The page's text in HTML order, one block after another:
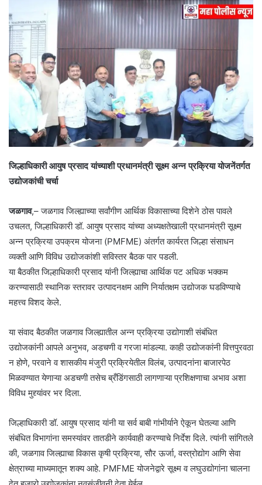
जिल्हाधिकारी आयुष प्रसाद यांच्याशी प्रधानमंत्री सूक्ष्म अन्न प्रक्रिया योजनेंतर्गत
उद्योजकांची चर्चा
जळगाव,– जळगाव जिल्ह्याच्या सर्वांगीण आर्थिक विकासाच्या दिशेने ठोस पावले
उचलत, जिल्हाधिकारी डॉ. आयुष प्रसाद यांच्या अध्यक्षतेखाली प्रधानमंत्री सूक्ष्म
अन्न प्रक्रिया उपक्रम योजना (PMFME) अंतर्गत कार्यरत जिल्हा संसाधन
व्यक्ती आणि विविध उद्योजकांशी सविस्तर बैठक पार पडली.
या बैठकीत जिल्हाधिकारी प्रसाद यांनी जिल्ह्याचा आर्थिक पट अधिक भक्कम
करण्यासाठी स्थानिक स्तरावर उत्पादनक्षम आणि निर्यातक्षम उद्योजक घडविण्याचे
महत्त्व विशद केले.
या संवाद बैठकीत जळगाव जिल्ह्यातील अन्न प्रक्रिया उद्योगाशी संबंधित
उद्योजकांनी आपले अनुभव, अडचणी व गरजा मांडल्या. काही उद्योजकांनी वित्तपुरवठा
न होणे, परवाने व शासकीय मंजुरी प्रक्रियेतील विलंब, उत्पादनांना बाजारपेठ
मिळवण्यात येणाऱ्या अडचणी तसेच ब्रँडिंगसाठी लागणाऱ्या प्रशिक्षणाचा अभाव अशा
विविध मुद्द्यांवर भर दिला.
जिल्हाधिकारी डॉ. आयुष प्रसाद यांनी या सर्व बाबी गांभीर्याने ऐकून घेतल्या आणि
संबंधित विभागांना समस्यांवर तातडीने कार्यवाही करण्याचे निर्देश दिले. त्यांनी सांगितले
की, जळगाव जिल्ह्याचा विकास कृषी प्रक्रिया, सौर ऊर्जा, वस्त्रोद्योग आणि सेवा
क्षेत्राच्या माध्यमातून शक्य आहे. PMFME योजनेद्वारे सूक्ष्म व लघुउद्योगांना चालना